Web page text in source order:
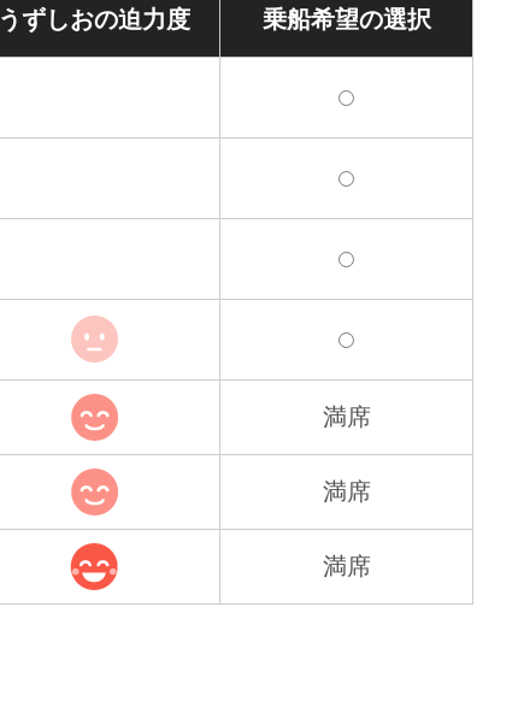
うずしおの迫力度 乗船希望の選択
満席
満席
満席